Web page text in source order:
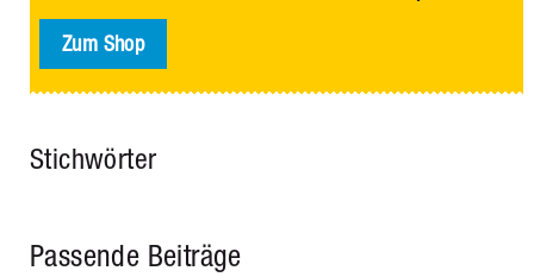
Zum Shop
Stichwörter
Passende Beiträge